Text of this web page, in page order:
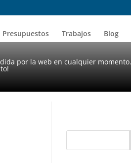
por la web en cualquier
Presupuestos Trabajos Blog